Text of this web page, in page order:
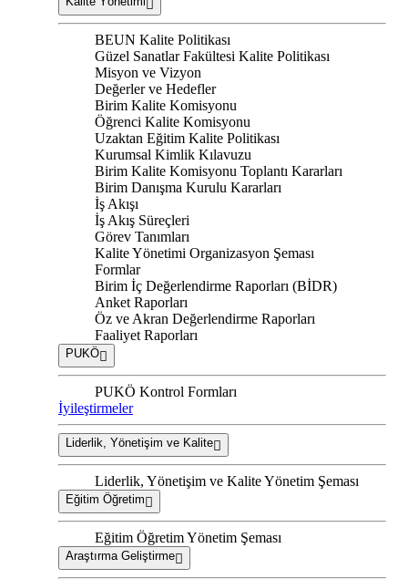
BEUN Kalite Politikası
Güzel Sanatlar Fakültesi Kalite Politikası
Misyon ve Vizyon
Değerler ve Hedefler
Birim Kalite Komisyonu
Öğrenci Kalite Komisyonu
Uzaktan Eğitim Kalite Politikası
Kurumsal Kimlik Kılavuzu
Birim Kalite Komisyonu Toplantı Kararları
Birim Danışma Kurulu Kararları
İş Akışı
İş Akış Süreçleri
Görev Tanımları
Kalite Yönetimi Organizasyon Şeması
Formlar
Birim İç Değerlendirme Raporları (BİDR)
Anket Raporları
Öz ve Akran Değerlendirme Raporları
Faaliyet Raporları
PUKÖ
PUKÖ Kontrol Formları
İyileştirmeler
Liderlik, Yönetişim ve Kalite
Liderlik, Yönetişim ve Kalite Yönetim Şeması
Eğitim Öğretim
Eğitim Öğretim Yönetim Şeması
Araştırma Geliştirme